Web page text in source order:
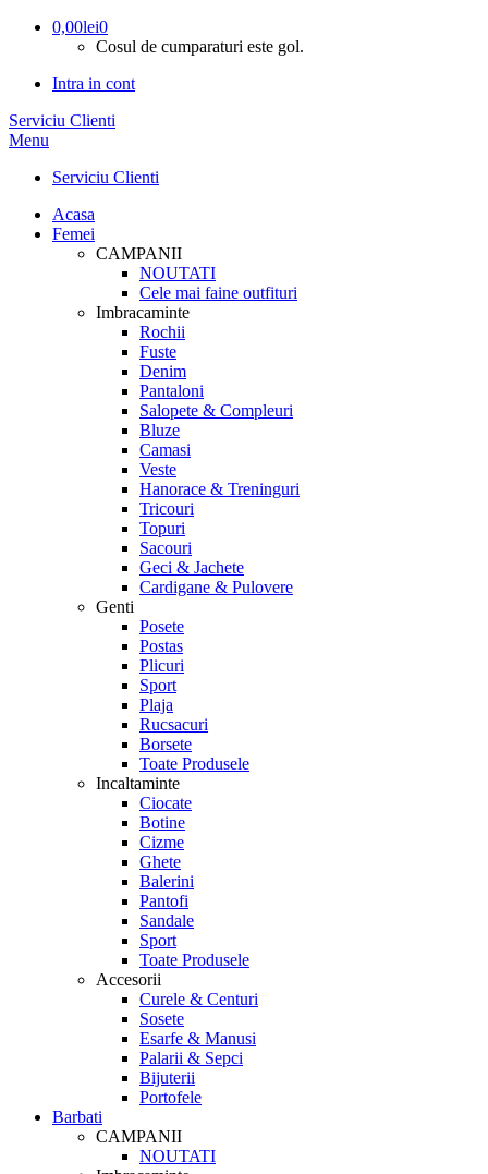
0,00lei0
Cosul de cumparaturi este gol.
Intra in cont
Serviciu Clienti
Menu
Serviciu Clienti
Acasa
Femei
CAMPANII
NOUTATI
Cele mai faine outfituri
Imbracaminte
Rochii
Fuste
Denim
Pantaloni
Salopete & Compleuri
Bluze
Camasi
Veste
Hanorace & Treninguri
Tricouri
Topuri
Sacouri
Geci & Jachete
Cardigane & Pulovere
Genti
Posete
Postas
Plicuri
Sport
Plaja
Rucsacuri
Borsete
Toate Produsele
Incaltaminte
Ciocate
Botine
Cizme
Ghete
Balerini
Pantofi
Sandale
Sport
Toate Produsele
Accesorii
Curele & Centuri
Sosete
Esarfe & Manusi
Palarii & Sepci
Bijuterii
Portofele
Barbati
CAMPANII
NOUTATI